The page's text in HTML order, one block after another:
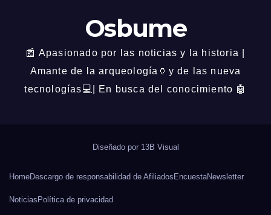
Osbume
📰 Apasionado por las noticias y la historia |
Amante de la arqueología🏺y de las nueva
tecnologías💻| En busca del conocimiento 🤖
Diseñado por 13B Visual
HomeDescargo de responsabilidad de AfiliadosEncuestaNewsletter
Noticias Política de privacidad